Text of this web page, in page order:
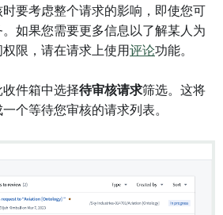
要考虑整个请求的影响，即使您可
如果您需要更多信息以了解某人为
限，请在请求上使用评论功能。
件箱中选择待审核请求筛选。这将
个等待您审核的请求列表。